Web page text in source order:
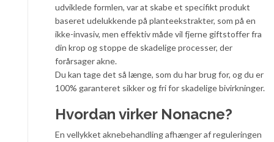
udviklede formlen, var at skabe et specifikt produkt
baseret udelukkende på planteekstrakter, som på en
ikke-invasiv, men effektiv måde vil fjerne giftstoffer fra
din krop og stoppe de skadelige processer, der
forårsager akne.
Du kan tage det så længe, som du har brug for, og du er
100% garanteret sikker og fri for skadelige bivirkninger.
Hvordan virker Nonacne?
En vellykket aknebehandling afhænger af reguleringen